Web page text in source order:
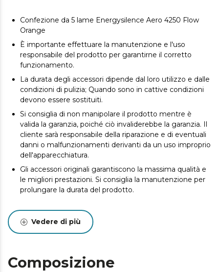
Confezione da 5 lame Energysilence Aero 4250 Flow
Orange
È importante effettuare la manutenzione e l'uso
responsabile del prodotto per garantirne il corretto
funzionamento.
La durata degli accessori dipende dal loro utilizzo e dalle
condizioni di pulizia; Quando sono in cattive condizioni
devono essere sostituiti.
Si consiglia di non manipolare il prodotto mentre è
valida la garanzia, poiché ciò invaliderebbe la garanzia. Il
cliente sarà responsabile della riparazione e di eventuali
danni o malfunzionamenti derivanti da un uso improprio
dell'apparecchiatura.
Gli accessori originali garantiscono la massima qualità e
le migliori prestazioni. Si consiglia la manutenzione per
prolungare la durata del prodotto.
Vedere di più
Composizione